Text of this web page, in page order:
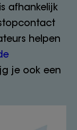
afhankelijk
helpen
je ook een